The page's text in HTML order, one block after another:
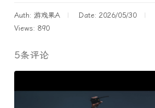
Auth: 游戏果A Date: 2026/05/30
Views: 890
5条评论